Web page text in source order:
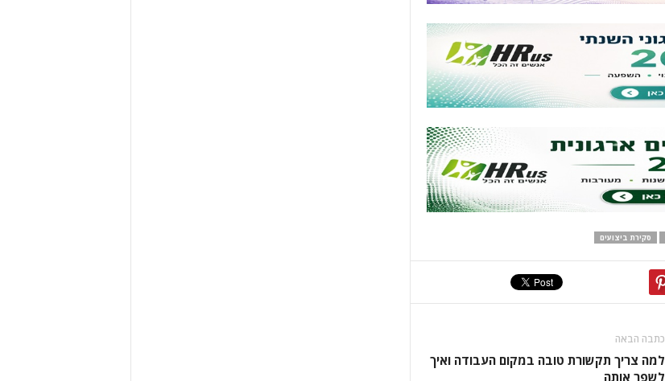
סקירת ביצועים
כתבה הבאה
למה צריך תקשורת טובה במקום העבודה ואיך
לשפר אותה